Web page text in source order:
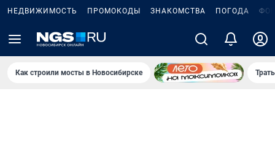
НЕДВИЖИМОСТЬ ПРОМОКОДЫ ЗНАКОМСТВА ПОГОДА
Как строили мосты в Новосибирске